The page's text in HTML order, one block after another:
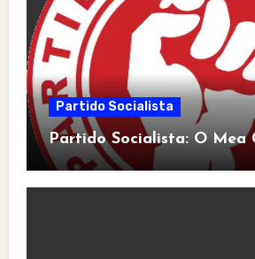
Partido Socialista
Partido Socialista: O Mea